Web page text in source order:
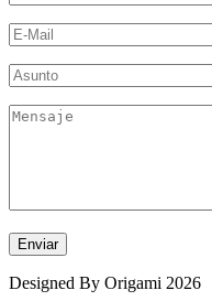
Designed By Origami 2026